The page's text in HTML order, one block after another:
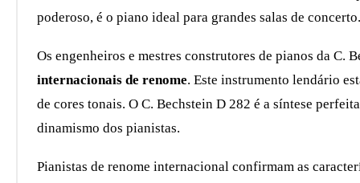
poderoso, é o piano ideal para grandes salas de concerto.
Os engenheiros e mestres construtores de pianos da C.
internacionais de renome. Este instrumento lendário
de cores tonais. O C. Bechstein D 282 é a síntese
dinamismo dos pianistas.
Pianistas de renome internacional confirmam as